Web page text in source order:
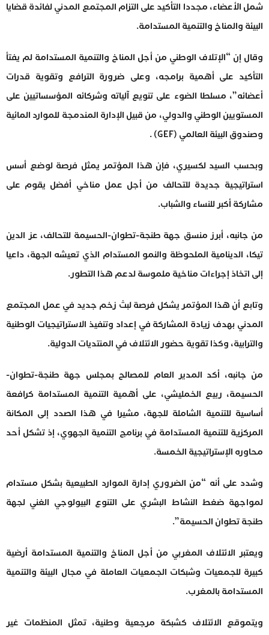
شمل الأعضاء، مجددا التأكيد على التزام المجتمع المدني لفائدة قضايا
البيئة والمناخ والتنمية المستدامة.
وقال إن “الإتلاف الوطني من أجل المناخ والتنمية المستدامة لم يفتأ
التأكيد على أهمية برامجه، وعلى ضرورة الترافع وتقوية قدرات
أعضائه”، مسلطا الضوء على تنويع آلياته وشركائه المؤسساتيين على
المستويين الوطني والدولي، من قبيل الإدارة المندمجة للموارد المائية
وصندوق البيئة العالمي (GEF) .
وبحسب السيد لكسيري، فإن هذا المؤتمر يمثل فرصة لوضع أسس
استراتيجية جديدة للتحالف من أجل عمل مناخي أفضل يقوم على
مشاركة أكبر للنساء والشباب.
من جانبه، أبرز منسق جهة طنجة-تطوان-الحسيمة للتحالف، عز الدين
تيكا، الدينامية الملحوظة والنمو المستدام الذي تعيشه الجهة، داعيا
إلى اتخاذ إجراءات مناخية ملموسة لدعم هذا التطور.
وتابع أن هذا المؤتمر يشكل فرصة لبث زخم جديد في عمل المجتمع
المدني بهدف زيادة المشاركة في إعداد وتنفيذ الاستراتيجيات الوطنية
والترابية، وكذا تقوية حضور الائتلاف في المنتديات الدولية.
من جانبه، أكد المدير العام للمصالح بمجلس جهة طنجة-تطوان-
الحسيمة، ربيع الخمليشي، على أهمية التنمية المستدامة كرافعة
أساسية للتنمية الشاملة للجهة، مشيرا في هذا الصدد إلى المكانة
المركزية للتنمية المستدامة في برنامج التنمية الجهوي، إذ تشكل أحد
محاوره الإستراتيجية الخمسة.
وشدد على أنه “من الضروري إدارة الموارد الطبيعية بشكل مستدام
لمواجهة ضغط النشاط البشري على التنوع البيولوجي الغني لجهة
طنجة تطوان الحسيمة”.
ويعتبر الائتلاف المغربي من أجل المناخ والتنمية المستدامة أرضية
كبيرة للجمعيات وشبكات الجمعيات العاملة في مجال البيئة والتنمية
المستدامة بالمغرب.
ويتموقع الائتلاف كشبكة مرجعية وطنية، تمثل المنظمات غير